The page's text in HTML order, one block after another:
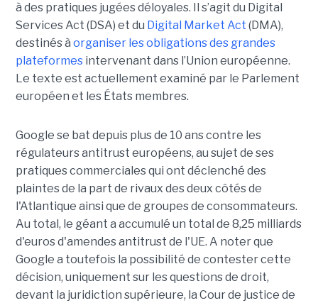
à des pratiques jugées déloyales. Il s’agit du Digital
Services Act (DSA) et du Digital Market Act (DMA),
destinés à organiser les obligations des grandes
plateformesintervenant dans l’Union européenne.
Le texte est actuellement examiné par le Parlement
européen et les États membres.
Google se bat depuis plus de 10 ans contre les
régulateurs antitrust européens, au sujet de ses
pratiques commerciales qui ont déclenché des
plaintes de la part de rivaux des deux côtés de
l'Atlantique ainsi que de groupes de consommateurs.
Au total, le géant a accumulé un total de 8,25 milliards
d'euros d'amendes antitrust de l'UE. A noter que
Google a toutefois la possibilité de contester cette
décision, uniquement sur les questions de droit,
devant la juridiction supérieure, la Cour de justice de